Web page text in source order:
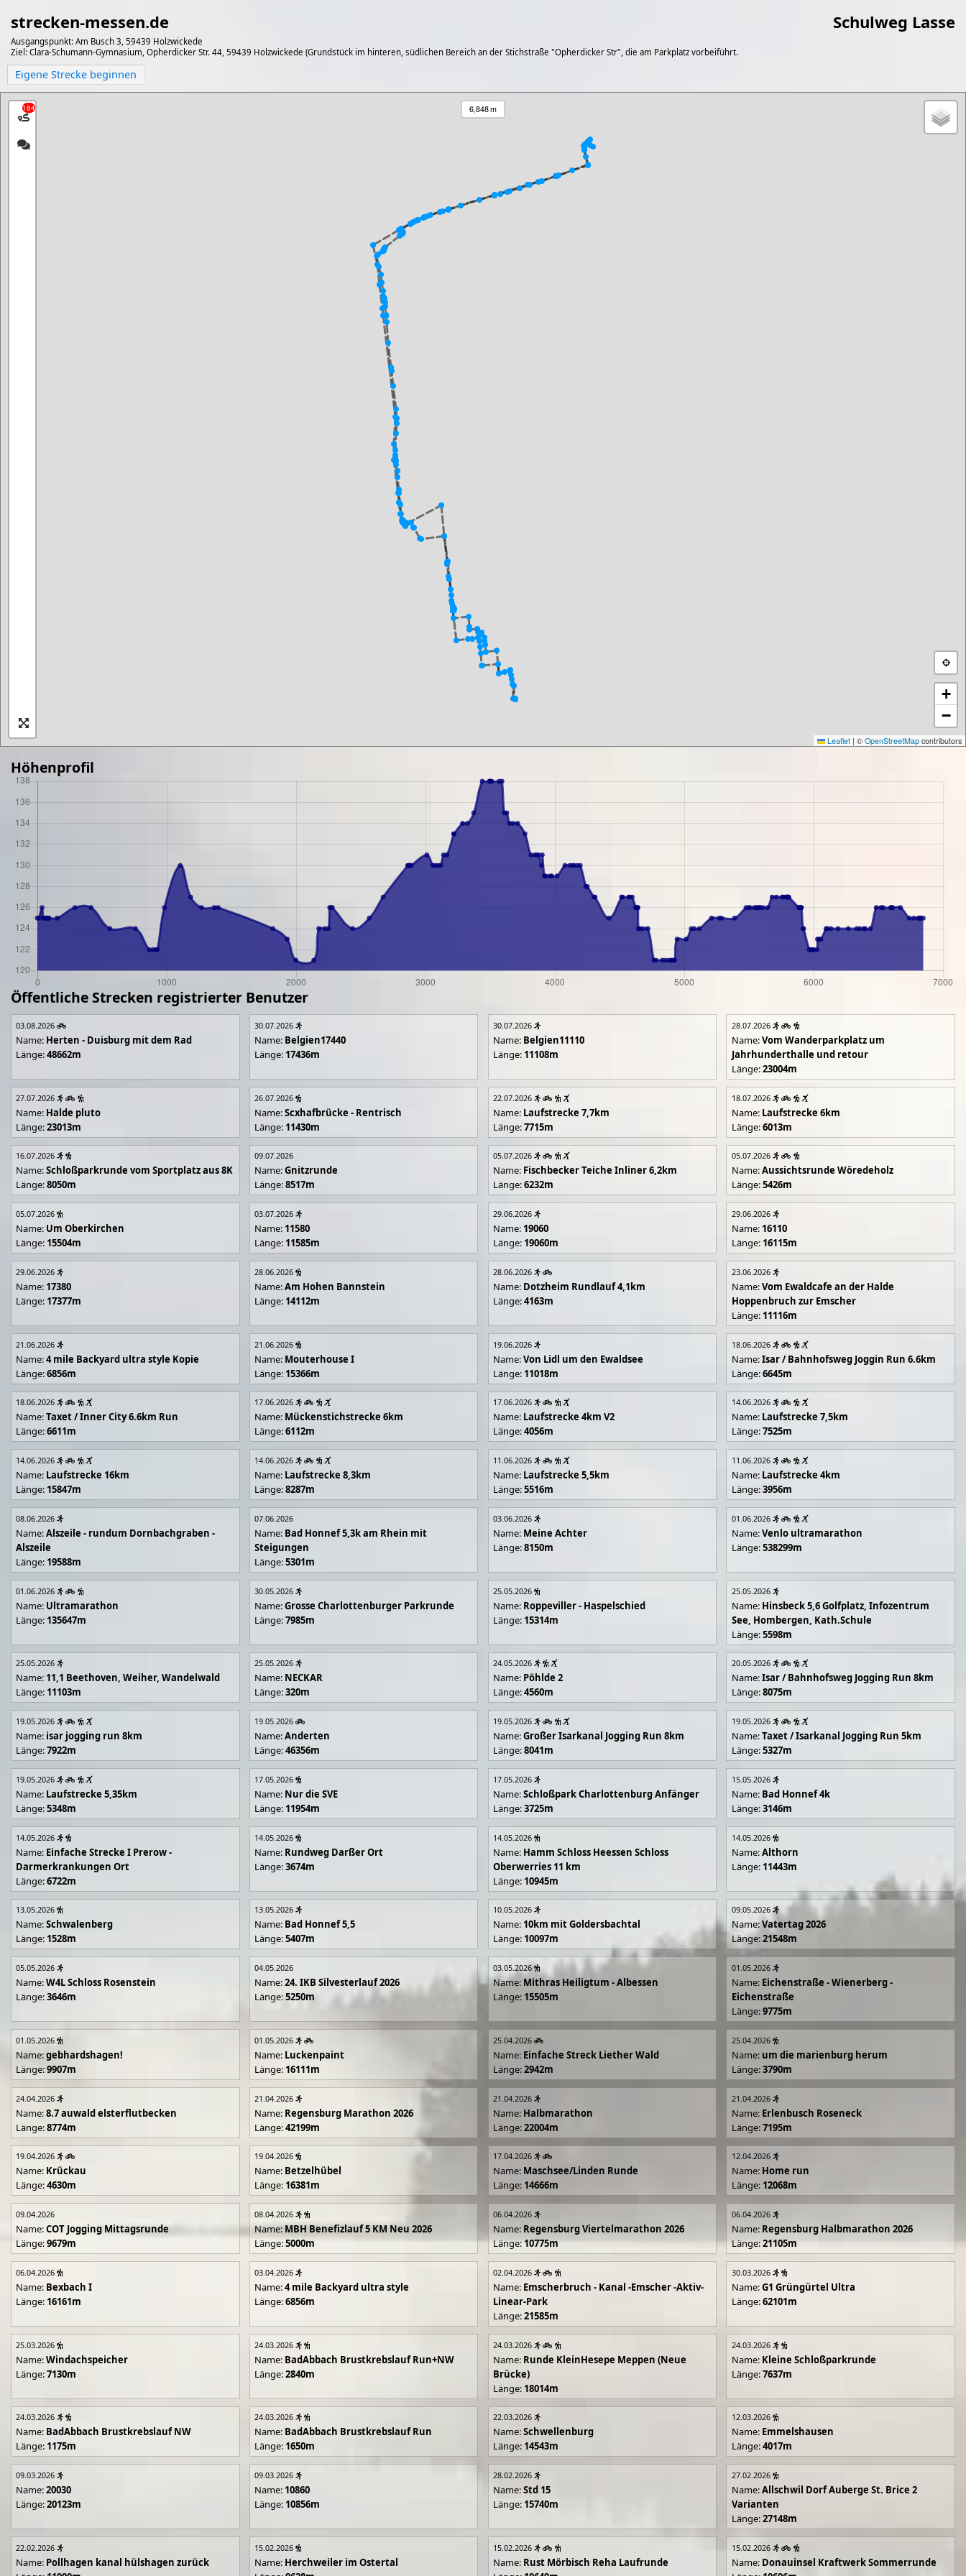
strecken-messen.de Schulweg Lasse
Ausgangspunkt: Am Busch 3, 59439 Holzwickede
Ziel: Clara-Schumann-Gymnasium, Opherdicker Str. 44, 59439 Holzwickede (Grundstück im hinteren, südlichen Bereich an der Stichstraße "Opherdicker Str", die am Parkplatz vorbeiführt.
Eigene Strecke beginnen
184 6,848 m
+
−
Leaflet | © OpenStreetMap contributors
Höhenprofil
Öffentliche Strecken registrierter Benutzer
03.08.2026
Name: Herten - Duisburg mit dem Rad
Länge:48662m
30.07.2026
Name: Belgien17440
Länge: 17436m
30.07.2026
Name: Belgien11110
Länge: 11108m
28.07.2026
Name:Vom Wanderparkplatz um
Jahrhunderthalle und retour
Länge:23004m
27.07.2026
Name: Halde pluto
Länge:23013m
26.07.2026
Name:Scxhafbrücke - Rentrisch
Länge: 11430m
22.07.2026
Name: Laufstrecke 7,7km
Länge:7715m
18.07.2026
Name: Laufstrecke 6km
Länge:6013m
16.07.2026
Name:Schloßparkrunde vom Sportplatz aus 8K
Länge:8050m
09.07.2026
Name:Gnitzrunde
Länge:8517m
05.07.2026
Name: Fischbecker Teiche Inliner 6,2km
Länge:6232m
05.07.2026
Name:Aussichtsrunde Wöredeholz
Länge:5426m
05.07.2026
Name: Um Oberkirchen
Länge: 15504m
03.07.2026
Name: 11580
Länge: 11585m
29.06.2026
Name: 19060
Länge: 19060m
29.06.2026
Name: 16110
Länge: 16115m
29.06.2026
Name: 17380
Länge: 17377m
28.06.2026
Name:Am Hohen Bannstein
Länge: 14112m
28.06.2026
Name: Dotzheim Rundlauf 4,1km
Länge:4163m
23.06.2026
Name:Vom Ewaldcafe an der Halde
Hoppenbruch zur Emscher
Länge: 11116m
21.06.2026
Name:4 mile Backyard ultra style Kopie
Länge:6856m
21.06.2026
Name: Mouterhouse I
Länge: 15366m
19.06.2026
Name:Von Lidl um den Ewaldsee
Länge: 11018m
18.06.2026
Name:Isar / Bahnhofsweg Joggin Run 6.6km
Länge:6645m
18.06.2026
Name:Taxet / Inner City 6.6km Run
Länge:6611m
17.06.2026
Name: Mückenstichstrecke 6km
Länge:6112m
17.06.2026
Name: Laufstrecke 4km V2
Länge:4056m
14.06.2026
Name: Laufstrecke 7,5km
Länge:7525m
14.06.2026
Name: Laufstrecke 16km
Länge: 15847m
14.06.2026
Name: Laufstrecke 8,3km
Länge:8287m
11.06.2026
Name: Laufstrecke 5,5km
Länge:5516m
11.06.2026
Name: Laufstrecke 4km
Länge:3956m
08.06.2026
Name:Alszeile - rundum Dornbachgraben -
Alszeile
Länge: 19588m
07.06.2026
Name: Bad Honnef 5,3k am Rhein mit
Steigungen
Länge:5301m
03.06.2026
Name: Meine Achter
Länge:8150m
01.06.2026
Name:Venlo ultramarathon
Länge:538299m
01.06.2026
Name: Ultramarathon
Länge: 135647m
30.05.2026
Name:Grosse Charlottenburger Parkrunde
Länge:7985m
25.05.2026
Name: Roppeviller - Haspelschied
Länge: 15314m
25.05.2026
Name: Hinsbeck 5,6 Golfplatz, Infozentrum
See, Hombergen, Kath.Schule
Länge:5598m
25.05.2026
Name: 11,1 Beethoven, Weiher, Wandelwald
Länge: 11103m
25.05.2026
Name: NECKAR
Länge:320m
24.05.2026
Name: Pöhlde 2
Länge:4560m
20.05.2026
Name:Isar / Bahnhofsweg Jogging Run 8km
Länge:8075m
19.05.2026
Name: isar jogging run 8km
Länge:7922m
19.05.2026
Name:Anderten
Länge:46356m
19.05.2026
Name:Großer Isarkanal Jogging Run 8km
Länge:8041m
19.05.2026
Name:Taxet / Isarkanal Jogging Run 5km
Länge:5327m
19.05.2026
Name: Laufstrecke 5,35km
Länge:5348m
17.05.2026
Name: Nur die SVE
Länge: 11954m
17.05.2026
Name:Schloßpark Charlottenburg Anfänger
Länge:3725m
15.05.2026
Name: Bad Honnef 4k
Länge:3146m
14.05.2026
Name: Einfache Strecke I Prerow -
Darmerkrankungen Ort
Länge:6722m
14.05.2026
Name: Rundweg Darßer Ort
Länge:3674m
14.05.2026
Name: Hamm Schloss Heessen Schloss
Oberwerries 11 km
Länge: 10945m
14.05.2026
Name:Althorn
Länge: 11443m
13.05.2026
Name:Schwalenberg
Länge: 1528m
13.05.2026
Name: Bad Honnef 5,5
Länge:5407m
10.05.2026
Name: 10km mit Goldersbachtal
Länge: 10097m
09.05.2026
Name:Vatertag 2026
Länge:21548m
05.05.2026
Name:W4L Schloss Rosenstein
Länge:3646m
04.05.2026
Name:24. IKB Silvesterlauf 2026
Länge:5250m
03.05.2026
Name: Mithras Heiligtum - Albessen
Länge: 15505m
01.05.2026
Name: Eichenstraße - Wienerberg -
Eichenstraße
Länge:9775m
01.05.2026
Name:gebhardshagen!
Länge:9907m
01.05.2026
Name: Luckenpaint
Länge: 16111m
25.04.2026
Name: Einfache Streck Liether Wald
Länge:2942m
25.04.2026
Name: um die marienburg herum
Länge:3790m
24.04.2026
Name:8.7 auwald elsterflutbecken
Länge:8774m
21.04.2026
Name: Regensburg Marathon 2026
Länge:42199m
21.04.2026
Name: Halbmarathon
Länge:22004m
21.04.2026
Name: Erlenbusch Roseneck
Länge:7195m
19.04.2026
Name: Krückau
Länge:4630m
19.04.2026
Name: Betzelhübel
Länge: 16381m
17.04.2026
Name: Maschsee/Linden Runde
Länge: 14666m
12.04.2026
Name: Home run
Länge: 12068m
09.04.2026
Name:COT Jogging Mittagsrunde
Länge:9679m
08.04.2026
Name: MBH Benefizlauf 5 KM Neu 2026
Länge:5000m
06.04.2026
Name: Regensburg Viertelmarathon 2026
Länge:10775m
06.04.2026
Name: Regensburg Halbmarathon 2026
Länge:21105m
06.04.2026
Name: Bexbach I
Länge: 16161m
03.04.2026
Name:4 mile Backyard ultra style
Länge:6856m
02.04.2026
Name: Emscherbruch - Kanal -Emscher -Aktiv-
Linear-Park
Länge:21585m
30.03.2026
Name:G1 Grüngürtel Ultra
Länge:62101m
25.03.2026
Name:Windachspeicher
Länge:7130m
24.03.2026
Name: BadAbbach Brustkrebslauf Run+NW
Länge:2840m
24.03.2026
Name: Runde KleinHesepe Meppen (Neue
Brücke)
Länge: 18014m
24.03.2026
Name: Kleine Schloßparkrunde
Länge:7637m
24.03.2026
Name: BadAbbach Brustkrebslauf NW
Länge: 1175m
24.03.2026
Name: BadAbbach Brustkrebslauf Run
Länge: 1650m
22.03.2026
Name:Schwellenburg
Länge: 14543m
12.03.2026
Name: Emmelshausen
Länge:4017m
09.03.2026
Name:20030
Länge:20123m
09.03.2026
Name: 10860
Länge: 10856m
28.02.2026
Name:Std 15
Länge: 15740m
27.02.2026
Name:Allschwil Dorf Auberge St. Brice 2
Varianten
Länge:27148m
22.02.2026
Name: Pollhagen kanal hülshagen zurück
15.02.2026
Name: Herchweiler im Ostertal
15.02.2026
Name: Rust Mörbisch Reha Laufrunde
15.02.2026
Name: Donauinsel Kraftwerk Sommerrunde